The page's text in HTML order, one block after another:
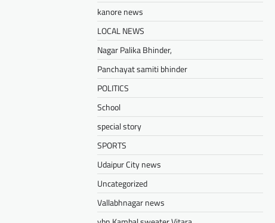
kanore news
LOCAL NEWS
Nagar Palika Bhinder,
Panchayat samiti bhinder
POLITICS
School
special story
SPORTS
Udaipur City news
Uncategorized
Vallabhnagar news